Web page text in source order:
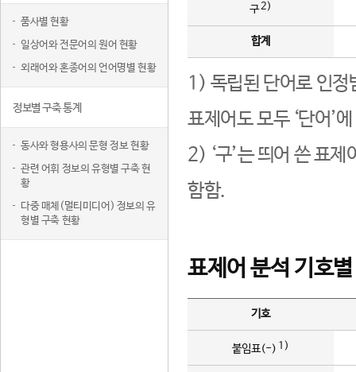
품사별 현황
일상어와 전문어의 원어 현황
외래어와 혼종어의 언어명별 현황
정보별 구축 통계
동사와 형용사의 문형 정보 현황
관련 어휘 정보의 유형별 구축 현
황
다중 매체(멀티미디어) 정보의 유
형별 구축 현황
구2)
합계
1) 독립된 단어로 인정
표제어도 모두 ‘단어’
2) ‘구’는 띄어 쓴 표
함함.
표제어 분석 기호
기호
붙임표(-) 1)